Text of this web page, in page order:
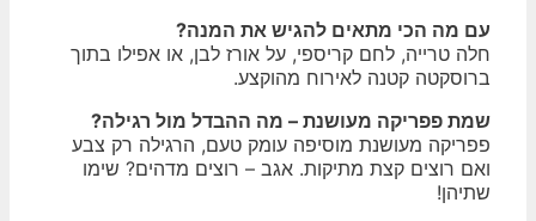
עם מה הכי מתאים להגיש את המנה?
חלה טרייה, לחם קריספי, על אורז לבן, או אפילו בתוך
ברוסקטה קטנה לאירוח מהוקצע.
שמת פפריקה מעושנת – מה ההבדל מול רגילה?
פפריקה מעושנת מוסיפה עומק טעם, הרגילה רק צבע
ואם רוצים קצת מתיקות. אגב – רוצים מדהים? שימו
שתיהן!